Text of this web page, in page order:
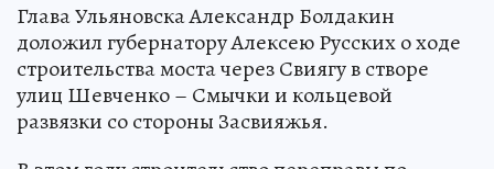
Глава Ульяновска Александр Болдакин
доложил губернатору Алексею Русских о ходе
строительства моста через Свиягу в створе
улиц Шевченко – Смычки и кольцевой
развязки со стороны Засвияжья.